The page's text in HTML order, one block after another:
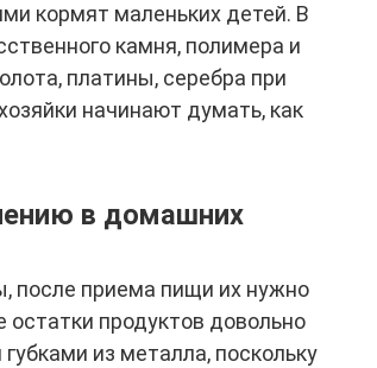
кормят маленьких детей. В
камня, полимера и
платины, серебра при
начинают думать, как
в домашних
после приема пищи их нужно
остатки продуктов довольно
из металла, поскольку